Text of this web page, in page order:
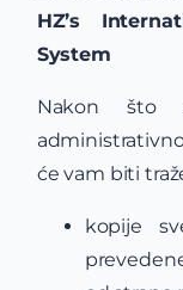
HZ’s
System
Nakon što
će vam biti
kopije